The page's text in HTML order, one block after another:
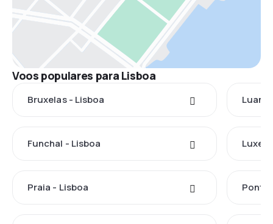
Voos populares para Lisboa
Bruxelas - Lisboa
Funchal - Lisboa
Praia - Lisboa Ponta